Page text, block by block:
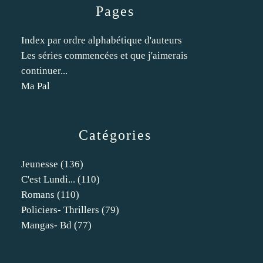
Catégories
Jeunesse (136)
C'est Lundi... (110)
Romans (110)
Policiers- Thrillers (79)
Mangas- Bd (77)
Pages
Index par ordre alphabétique d'auteurs
Les séries commencées et que j'aimerais
continuer...
Ma Pal